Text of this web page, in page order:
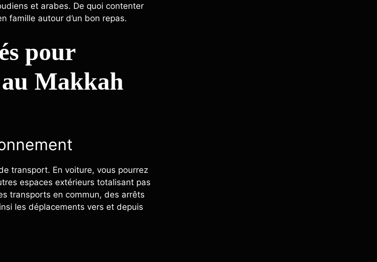
et arabes. De quoi contenter
famille autour d’un bon repas.
pour
Makkah
transport. En voiture, vous pourrez
espaces extérieurs totalisant pas
transports en commun, des arrêts
les déplacements vers et depuis